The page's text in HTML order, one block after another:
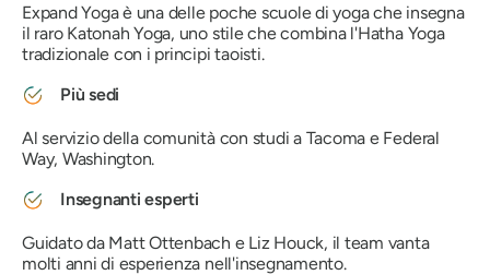
Expand Yoga è una delle poche scuole di yoga che insegna
il raro Katonah Yoga, uno stile che combina l'Hatha Yoga
tradizionale con i principi taoisti.
Più sedi
Al servizio della comunità con studi a Tacoma e Federal
Way, Washington.
Insegnanti esperti
Guidato da Matt Ottenbach e Liz Houck, il team vanta
molti anni di esperienza nell'insegnamento.